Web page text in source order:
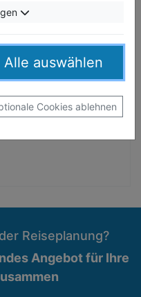
Lehrpersonen
Bestandteil des
derNachbereitung
festen
oder die
Reiseplanung?
Angebot für Ihre
Alle auswählen
Cookies ablehnen